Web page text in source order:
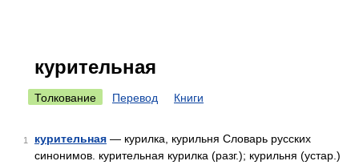
курительная
Толкование Перевод Книги
1 курительная — курилка, курильня Словарь русских
синонимов. курительная курилка (разг.); курильня (устар.)